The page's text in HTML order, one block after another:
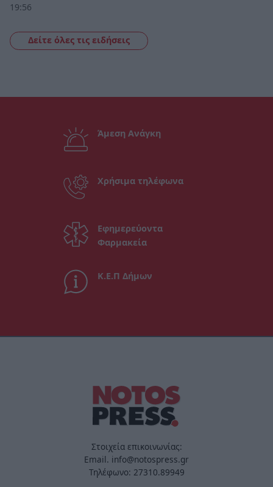
19:56
Δείτε όλες τις ειδήσεις
Άμεση Ανάγκη
Χρήσιμα τηλέφωνα
Εφημερεύοντα
Φαρμακεία
Κ.Ε.Π Δήμων
Στοιχεία επικοινωνίας:
Email. info@notospress.gr
Τηλέφωνο: 27310.89949